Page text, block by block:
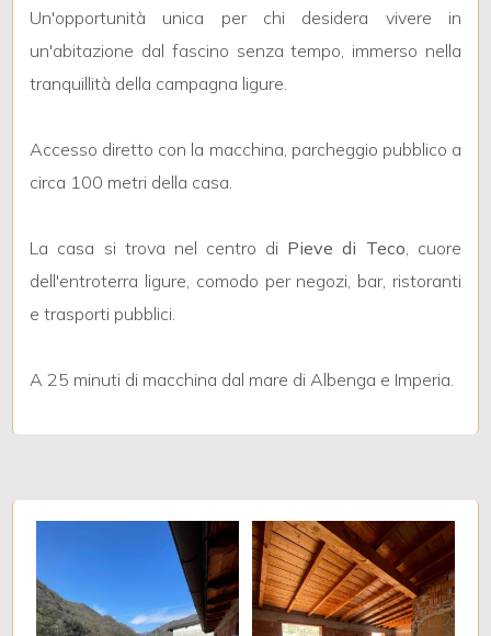
Un'opportunità unica per chi desidera vivere in
un'abitazione dal fascino senza tempo, immerso nella
tranquillità della campagna ligure.
Accesso diretto con la macchina, parcheggio pubblico a
circa 100 metri della casa.
La casa si trova nel centro di Pieve di Teco, cuore
dell'entroterra ligure, comodo per negozi, bar, ristoranti
e trasporti pubblici.
A 25 minuti di macchina dal mare di Albenga e Imperia.
1
2
3
5
2